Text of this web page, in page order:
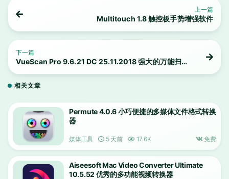
上一篇
Multitouch 1.8 触控板手势增强软件
下一篇
VueScan Pro 9.6.21 DC 25.11.2018 强大的万能扫描
相关文章
Permute 4.0.6 小巧便捷的多媒体文件格式转换
器
媒体工具 5 天前 17.6K 免费
Aiseesoft Mac Video Converter Ultimate
10.5.52 优秀的多功能视频转换器